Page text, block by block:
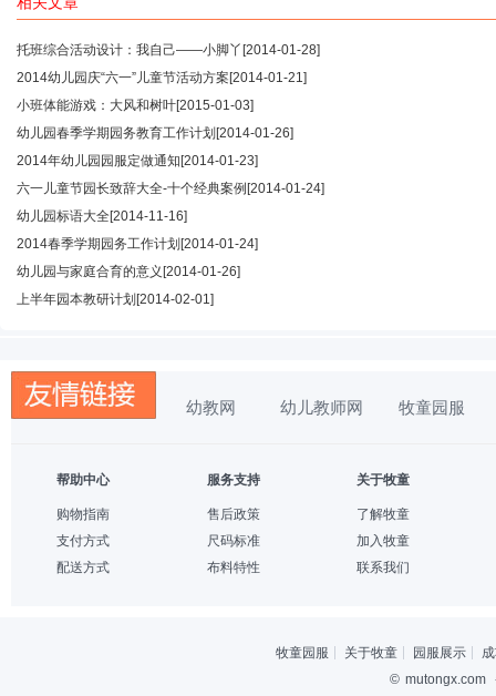
托班综合活动设计：我自己——小脚丫 [2014-01-28]
2014幼儿园庆“六一”儿童节活动方案 [2014-01-21]
小班体能游戏：大风和树叶[2015-01-03]
幼儿园春季学期园务教育工作计划 [2014-01-26]
2014年幼儿园园服定做通知 [2014-01-23]
六一儿童节园长致辞大全-十个经典案例 [2014-01-24]
幼儿园标语大全[2014-11-16]
2014春季学期园务工作计划 [2014-01-24]
幼儿园与家庭合育的意义 [2014-01-26]
上半年园本教研计划 [2014-02-01]
幼教网 幼儿教师网 牧童园服
帮助中心
购物指南
支付方式
配送方式
服务支持
售后政策
尺码标准
布料特性
关于牧童
了解牧童
加入牧童
联系我们
牧童园服 关于牧童 园服展示
© mutongx.com